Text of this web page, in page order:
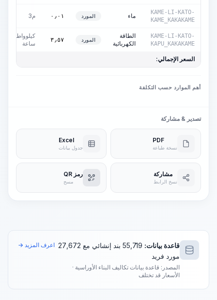
KAME-LI-KATO-
KAME_KAKAKAME
ماء المورد ٠٫٠١ م3
KAME-LI-KATO-
KAPU_KAKAKAME
الطاقة
الكهربائية
المورد ٣٫٥٧
كيلوواط-
ساعة
السعر الإجمالي:
أهم الموارد حسب التكلفة
تصدير & مشاركة
PDF
نسخة طباعة
Excel
جدول بيانات
مشاركة
نسخ الرابط
رمز QR
مسح
قاعدة بيانات:
55,719 بند إنشائي مع 27,672
مورد فريد
المصدر: قاعدة بيانات تكاليف البناء الأوراسية ·
الأسعار قد تختلف
اعرف المزيد →